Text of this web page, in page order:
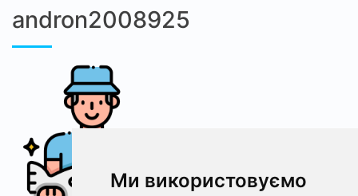
Ми використовуємо
andron2008925